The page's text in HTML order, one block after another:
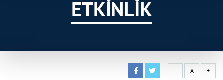
ETKİNLİK
- A +